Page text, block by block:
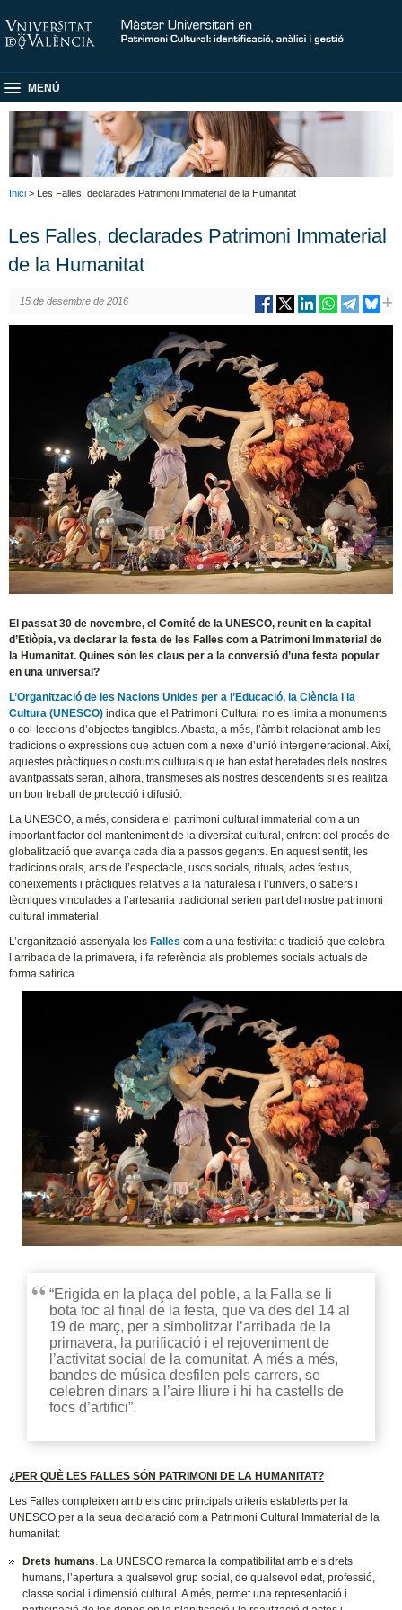
MENÚ
Inici > Les Falles, declarades Patrimoni Immaterial de la Humanitat
Les Falles, declarades Patrimoni Immaterial
de la Humanitat
15 de desembre de 2016
El passat 30 de novembre, el Comité de la UNESCO, reunit en la capital
d’Etiòpia, va declarar la festa de les Falles com a Patrimoni Immaterial de
la Humanitat. Quines són les claus per a la conversió d’una festa popular
en una universal?
L’Organització de les Nacions Unides per a l’Educació, la Ciència i la
Cultura (UNESCO) indica que el Patrimoni Cultural no es limita a monuments
o col·leccions d’objectes tangibles. Abasta, a més, l’àmbit relacionat amb les
tradicions o expressions que actuen com a nexe d’unió intergeneracional. Així,
aquestes pràctiques o costums culturals que han estat heretades dels nostres
avantpassats seran, alhora, transmeses als nostres descendents si es realitza
un bon treball de protecció i difusió.
La UNESCO, a més, considera el patrimoni cultural immaterial com a un
important factor del manteniment de la diversitat cultural, enfront del procés de
globalització que avança cada dia a passos gegants. En aquest sentit, les
tradicions orals, arts de l’espectacle, usos socials, rituals, actes festius,
coneixements i pràctiques relatives a la naturalesa i l’univers, o sabers i
tècniques vinculades a l’artesania tradicional serien part del nostre patrimoni
cultural immaterial.
L’organització assenyala les Falles com a una festivitat o tradició que celebra
l’arribada de la primavera, i fa referència als problemes socials actuals de
forma satírica.
“Erigida en la plaça del poble, a la Falla se li
bota foc al final de la festa, que va des del 14 al
19 de març, per a simbolitzar l’arribada de la
primavera, la purificació i el rejoveniment de
l’activitat social de la comunitat. A més a més,
bandes de música desfilen pels carrers, se
celebren dinars a l’aire lliure i hi ha castells de
focs d’artifici”.
¿PER QUÈ LES FALLES SÓN PATRIMONI DE LA HUMANITAT?
Les Falles compleixen amb els cinc principals criteris establerts per la
UNESCO per a la seua declaració com a Patrimoni Cultural Immaterial de la
humanitat:
Drets humans. La UNESCO remarca la compatibilitat amb els drets
humans, l’apertura a qualsevol grup social, de qualsevol edat, professió,
classe social i dimensió cultural. A més, permet una representació i